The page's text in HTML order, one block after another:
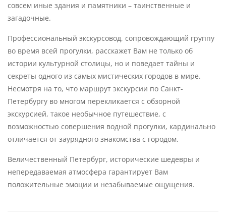
совсем иные здания и памятники – таинственные и
загадочные.
Профессиональный экскурсовод, сопровождающий группу
во время всей прогулки, расскажет Вам не только об
истории культурной столицы, но и поведает тайны и
секреты одного из самых мистических городов в мире.
Несмотря на то, что маршрут экскурсии по Санкт-
Петербургу во многом перекликается с обзорной
экскурсией, такое необычное путешествие, с
возможностью совершения водной прогулки, кардинально
отличается от заурядного знакомства с городом.
Величественный Петербург, исторические шедевры и
непередаваемая атмосфера гарантирует Вам
положительные эмоции и незабываемые ощущения.